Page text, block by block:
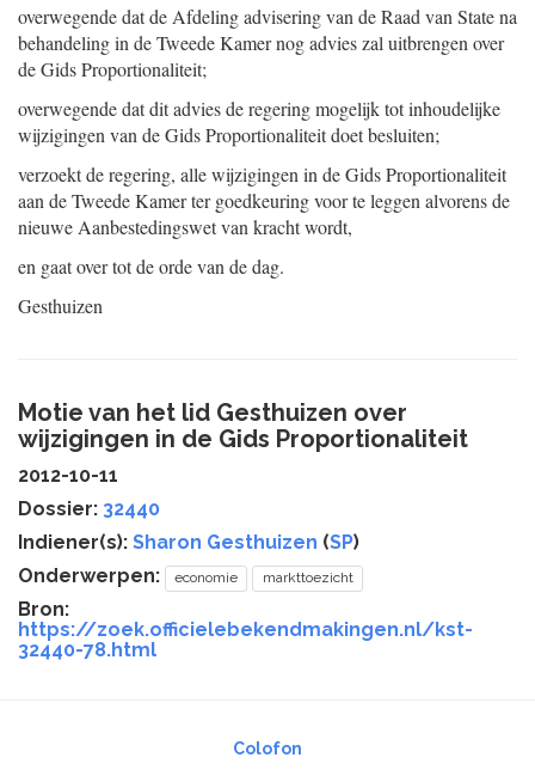
overwegende dat de Afdeling advisering van de Raad van State na
behandeling in de Tweede Kamer nog advies zal uitbrengen over
de Gids Proportionaliteit;
overwegende dat dit advies de regering mogelijk tot inhoudelijke
wijzigingen van de Gids Proportionaliteit doet besluiten;
verzoekt de regering, alle wijzigingen in de Gids Proportionaliteit
aan de Tweede Kamer ter goedkeuring voor te leggen alvorens de
nieuwe Aanbestedingswet van kracht wordt,
en gaat over tot de orde van de dag.
Gesthuizen
Motie van het lid Gesthuizen over
wijzigingen in de Gids Proportionaliteit
2012-10-11
Dossier: 32440
Indiener(s): Sharon Gesthuizen (SP)
Onderwerpen:
economie markttoezicht
Bron:
https://zoek.officielebekendmakingen.nl/kst-
32440-78.html
Colofon